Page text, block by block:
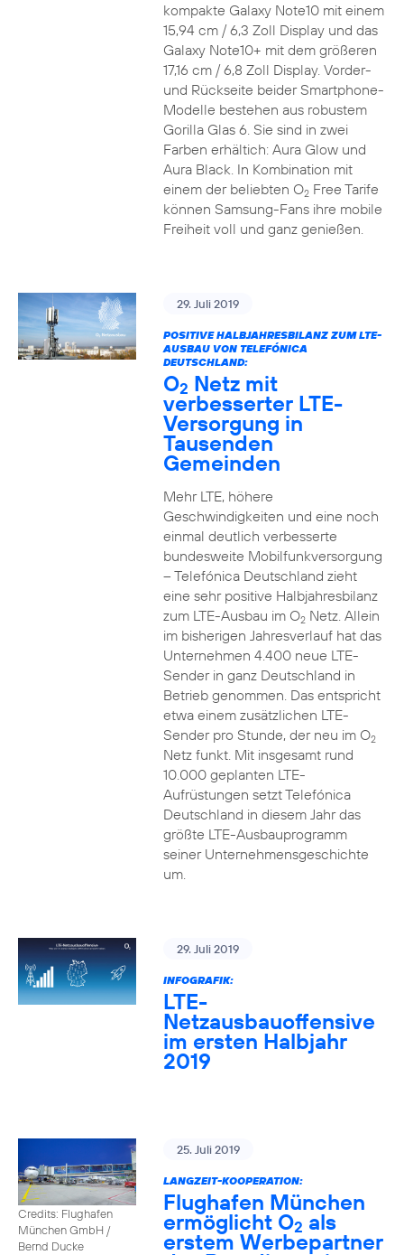
kompakte Galaxy Note10 mit einem
15,94 cm / 6,3 Zoll Display und das
Galaxy Note10+ mit dem größeren
17,16 cm / 6,8 Zoll Display. Vorder-
und Rückseite beider Smartphone-
Modelle bestehen aus robustem
Gorilla Glas 6. Sie sind in zwei
Farben erhältich: Aura Glow und
Aura Black. In Kombination mit
einem der beliebten O2Free Tarife
können Samsung-Fans ihre mobile
Freiheit voll und ganz genießen.
29. Juli 2019
POSITIVE HALBJAHRESBILANZ ZUM LTE-
AUSBAU VON TELEFÓNICA
DEUTSCHLAND:
O2 Netz mit
verbesserter LTE-
Versorgung in
Tausenden
Gemeinden
Mehr LTE, höhere
Geschwindigkeiten und eine noch
einmal deutlich verbesserte
bundesweite Mobilfunkversorgung
– Telefónica Deutschland zieht
eine sehr positive Halbjahresbilanz
zum LTE-Ausbau im O2Netz. Allein
im bisherigen Jahresverlauf hat das
Unternehmen 4.400 neue LTE-
Sender in ganz Deutschland in
Betrieb genommen. Das entspricht
etwa einem zusätzlichen LTE-
Sender pro Stunde, der neu im O2
Netz funkt. Mit insgesamt rund
10.000 geplanten LTE-
Aufrüstungen setzt Telefónica
Deutschland in diesem Jahr das
größte LTE-Ausbauprogramm
seiner Unternehmensgeschichte
um.
29. Juli 2019
INFOGRAFIK:
LTE-
Netzausbauoffensive
im ersten Halbjahr
2019
Credits: Flughafen
München GmbH /
Bernd Ducke
25. Juli 2019
LANGZEIT-KOOPERATION:
Flughafen München
ermöglicht O2 als
erstem Werbepartner